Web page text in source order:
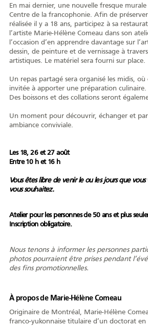
Tourisme
AFY
Équipe CA À
Nouvelles CommuniquésPublications
COMMUNAUTÉ
En mai dernier, une nouvelle fresque
Centre de la francophonie. Afin de
réalisée il y a 18 ans, participez à sa
l’artiste Marie-Hélène Comeau dans son
l’occasion d’en apprendre davantage sur
dessin, de peinture et de vernissage à
artistiques. Le matériel sera fourni sur place.
Un repas partagé sera organisé les midis,
invitée à apporter une préparation culinaire.
Des boissons et des collations seront
Un moment pour découvrir, échanger et
ambiance conviviale.
Les 18, 26 et 27 août
Entre 10 h et 16 h
Vous êtes libre de venir le ou les jours que
vous souhaitez.
Atelier pour les personnes de 50 ans et plus
Inscription obligatoire.
Nous tenons à informer les personnes
photos pourraient être prises pendant
des fins promotionnelles.
À propos de Marie-Hélène Comeau
Originaire de Montréal, Marie-Hélène
franco-yukonnaise titulaire d’un doctorat en